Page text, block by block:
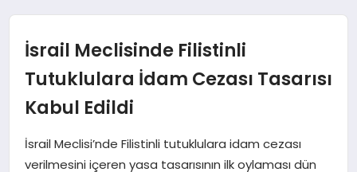
DÜNYA
EĞITIM
İsrail Meclisinde Filistinli
Tutuklulara İdam Cezası Tasarısı
Kabul Edildi
İsrail Meclisi’nde Filistinli tutuklulara idam cezası
verilmesini içeren yasa tasarısının ilk oylaması dün